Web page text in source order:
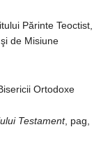
Părinte Teoctist,
de Misiune
Ortodoxe
Testament, pag,